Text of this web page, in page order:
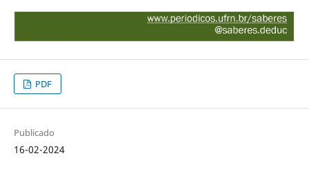
PDF
Publicado
16-02-2024